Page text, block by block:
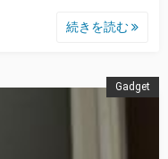
続きを読む
Gadget